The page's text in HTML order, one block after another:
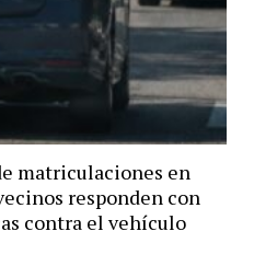
matriculaciones en
responden con
contra el vehículo